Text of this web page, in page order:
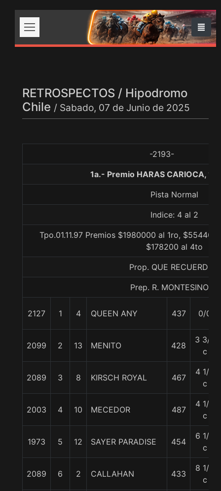
RETROSPECTOS / Hipodromo
Chile / Sabado, 07 de Junio de 2025
-2193-
1a.- Premio HARAS CARIOCA,
Pista Normal
Indice: 4 al 2
Tpo.01.11.97 Premios $1980000 al 1ro,
$178200 al 4to
Prop. QUE RECUERDOS
Prep. R. MONTESINO S.
2127 1 4 QUEEN ANY 437 0/0
2099 2 13 MENITO 428
3 3/4
c
2089 3 8 KIRSCH ROYAL 467
4 1/2
c
2003 4 10 MECEDOR 487
4 1/2
c
1973 5 12 SAYER PARADISE 454
6 1/2
c
2089 6 2 CALLAHAN 433
8 1/2
c